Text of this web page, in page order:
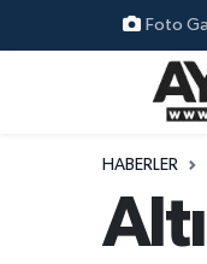
Foto
HABERLER
Siyaset
Aydın
Aydin Namaz